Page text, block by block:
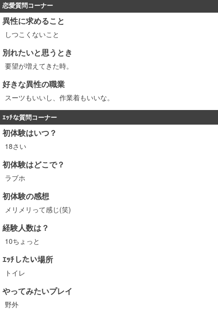
恋愛質問コーナー
異性に求めること
しつこくないこと
別れたいと思うとき
要望が増えてきた時。
好きな異性の職業
スーツもいいし、作業着もいいな。
ｴｯﾁな質問コーナー
初体験はいつ？
18さい
初体験はどこで？
ラブホ
初体験の感想
メリメリって感じ(笑)
経験人数は？
10ちょっと
ｴｯﾁしたい場所
トイレ
やってみたいプレイ
野外